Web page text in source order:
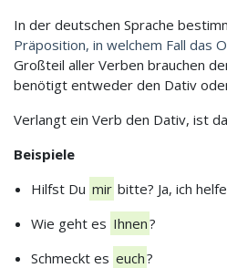
In der deutschen Sprache
Präposition, in welchem Fall das
Großteil aller Verben brauchen
benötigt entweder den Dativ
Verlangt ein Verb den Dativ, ist
Beispiele
Hilfst Du mir bitte? Ja, ich helfe
Wie geht es Ihnen?
Schmeckt es euch?